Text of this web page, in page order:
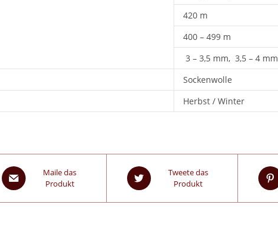
420 m
400 – 499 m
3 – 3,5 mm, 3,5 – 4 mm
Sockenwolle
Herbst / Winter
Maile das
Produkt
Tweete das
Produkt